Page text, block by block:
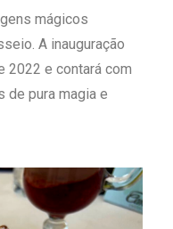
mágicos
A inauguração
2022 e contará com
de pura magia e